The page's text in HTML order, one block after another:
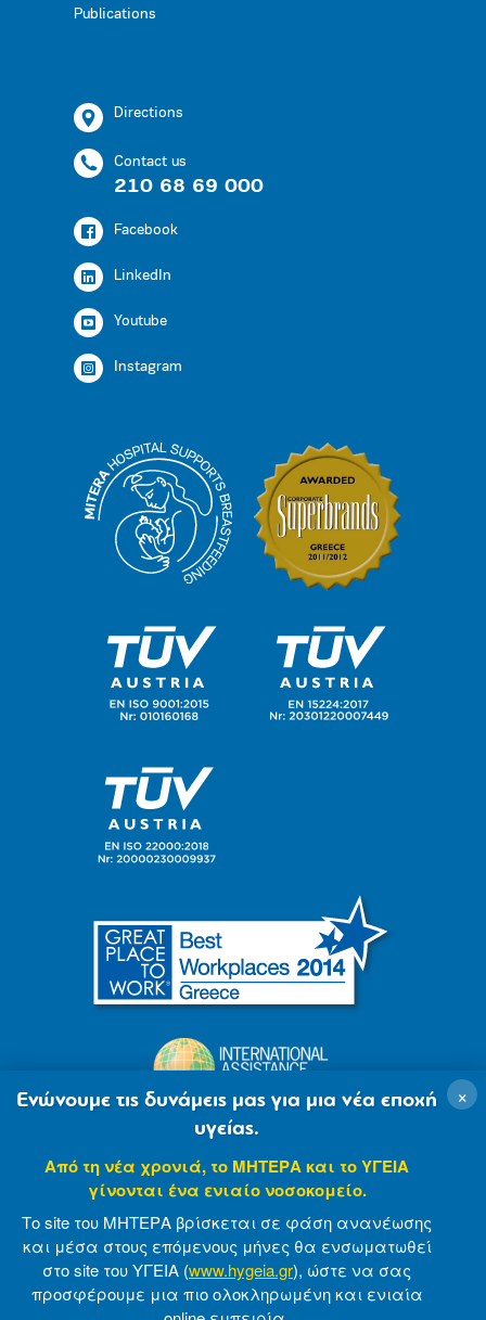
Publications
Directions
Contact us
210 68 69 000
Facebook
LinkedIn
Youtube
Instagram
© 2007-2021 MITERA S.A Privacy Policy
×
Ενώνουμε τις δυνάμεις μας για μια νέα εποχή
υγείας.
Από τη νέα χρονιά, το ΜΗΤΕΡΑ και το ΥΓΕΙΑ
γίνονται ένα ενιαίο νοσοκομείο.
Το site του ΜΗΤΕΡΑ βρίσκεται σε φάση ανανέωσης
και μέσα στους επόμενους μήνες θα ενσωματωθεί
στο site του ΥΓΕΙΑ (www.hygeia.gr), ώστε να σας
προσφέρουμε μια πιο ολοκληρωμένη και ενιαία